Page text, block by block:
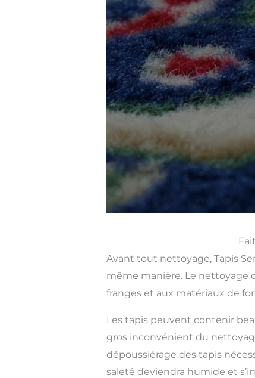
Avant tout nettoyage, Tapis
même manière. Le nettoyage
franges et aux matériaux de
Les tapis peuvent contenir
gros inconvénient du
dépoussiérage des tapis
saleté deviendra humide et